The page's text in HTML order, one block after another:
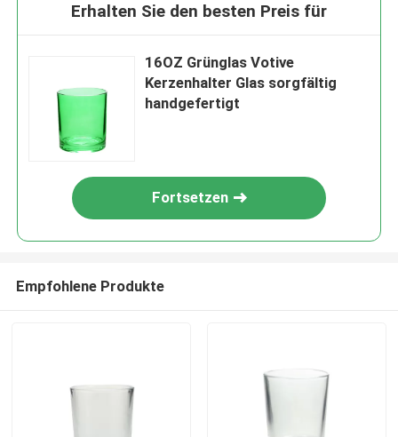
Erhalten Sie den besten Preis für
16OZ Grünglas Votive
Kerzenhalter Glas sorgfältig
handgefertigt
Fortsetzen
Empfohlene Produkte